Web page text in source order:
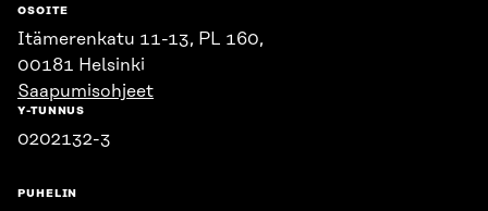
OSOITE
Itämerenkatu 11-13, PL 160,
00181 Helsinki
Saapumisohjeet
Y-TUNNUS
0202132-3
PUHELIN